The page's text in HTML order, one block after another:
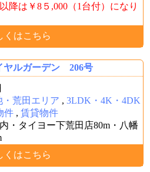
降は￥8５,000（1台付）になり
くはこちら
ヤルガーデン 206号
・荒田エリア ,3LDK・4K・4DK
件 ,賃貸物件
・タイヨー下荒田店80m・八幡
くはこちら